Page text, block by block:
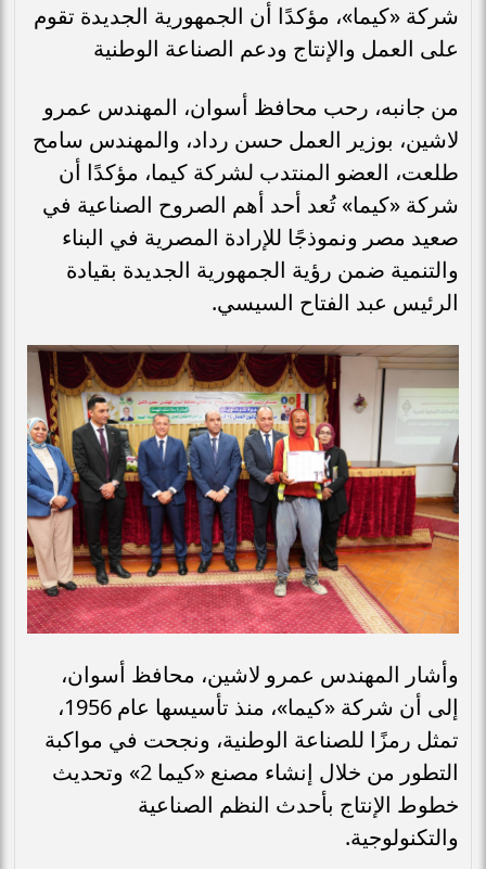
شركة «كيما»، مؤكدًا أن الجمهورية الجديدة تقوم
على العمل والإنتاج ودعم الصناعة الوطنية
من جانبه، رحب محافظ أسوان، المهندس عمرو
لاشين، بوزير العمل حسن رداد، والمهندس سامح
طلعت، العضو المنتدب لشركة كيما، مؤكدًا أن
شركة «كيما» تُعد أحد أهم الصروح الصناعية في
صعيد مصر ونموذجًا للإرادة المصرية في البناء
والتنمية ضمن رؤية الجمهورية الجديدة بقيادة
الرئيس عبد الفتاح السيسي.
وأشار المهندس عمرو لاشين، محافظ أسوان،
إلى أن شركة «كيما»، منذ تأسيسها عام 1956،
تمثل رمزًا للصناعة الوطنية، ونجحت في مواكبة
التطور من خلال إنشاء مصنع «كيما 2» وتحديث
خطوط الإنتاج بأحدث النظم الصناعية
والتكنولوجية.